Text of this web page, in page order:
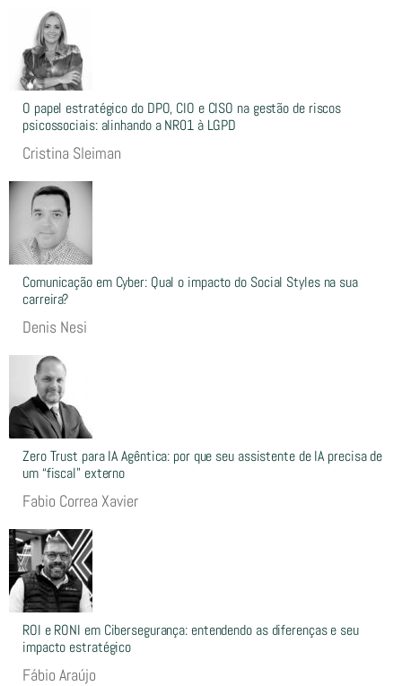
O papel estratégico do DPO, CIO e CISO na gestão de riscos
psicossociais: alinhando a NR01 à LGPD
Cristina Sleiman
Comunicação em Cyber: Qual o impacto do Social Styles na sua
carreira?
Denis Nesi
Zero Trust para IA Agêntica: por que seu assistente de IA precisa de
um “fiscal” externo
Fabio Correa Xavier
ROI e RONI em Cibersegurança: entendendo as diferenças e seu
impacto estratégico
Fábio Araújo